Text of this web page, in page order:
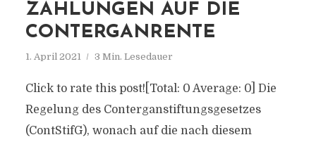
AHLUNGEN AUF DIE C
ONTERGANRENTE
1. April 2021 3 Min. Lesedauer
Click to rate this post![Total: 0 Average: 0] Die
Regelung des Conterganstiftungsgesetzes
(ContStifG), wonach auf die nach diesem